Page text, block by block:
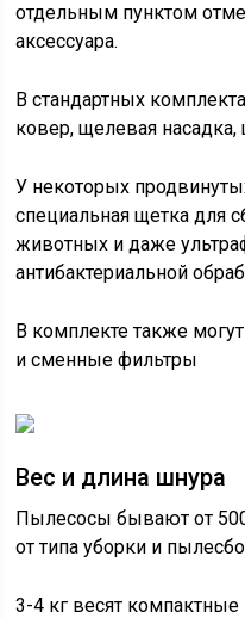
отдельным пунктом
аксессуара.
В стандартных
ковер, щелевая
У некоторых
специальная щетка для
животных и даже
антибактериальной
В комплекте также
и сменные фильтры
Вес и длина шнура
Пылесосы бывают от
от типа уборки и
3-4 кг весят